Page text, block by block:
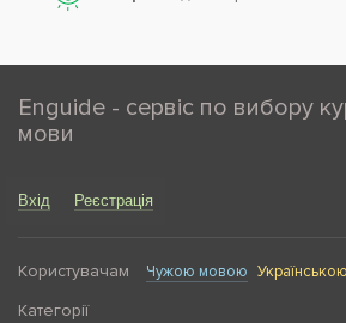
Enguide - сервіс по вибору
мови
Вхід Реєстрація
Користувачам Чужою мовою Українською
Категорії